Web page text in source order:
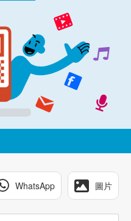
WhatsApp 圖片